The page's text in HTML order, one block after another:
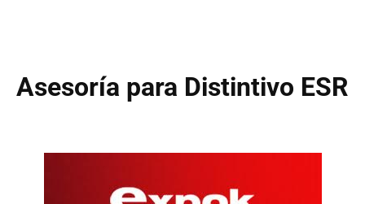
Asesoría para Distintivo ESR